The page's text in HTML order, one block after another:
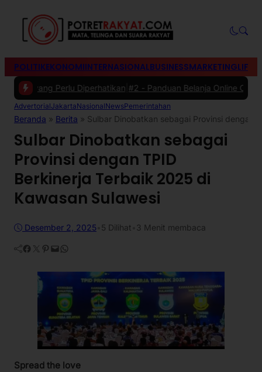
POLITIKEKONOMIINTERNASIONALBUSINESSMARKETING
Perlu Diperhatikan|#2 -Panduan Belanja Online Cerdas: Pilih
AdvertorialJakartaNasionalNewsPemerintahan
Beranda » Berita » Sulbar Dinobatkan sebagai Provinsi dengan
Sulbar Dinobatkan sebagai
Provinsi dengan TPID
Berkinerja Terbaik 2025 di
Kawasan Sulawesi
Desember 2, 2025 5 Dilihat 3 Menit membaca
Facebook Twitter Pinterest Mail WhatsApp
Spread the love